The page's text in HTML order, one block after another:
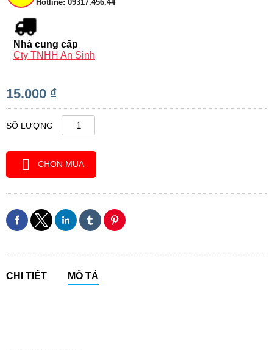
Hotline: 09317.456.44
Nhà cung cấp
Cty TNHH An Sinh
15.000 ₫
SỐ LƯỢNG
CHỌN MUA
CHI TIẾT MÔ TẢ